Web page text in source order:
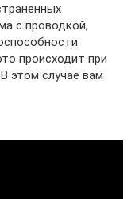
с проводкой,
происходит при
этом случае вам